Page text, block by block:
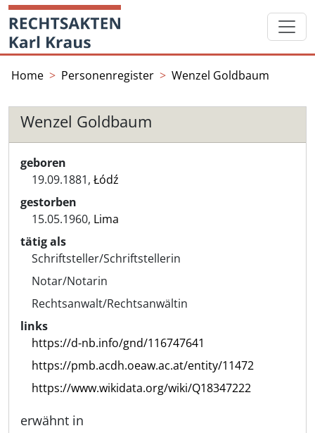
Skip
content
Startseite
Home Personenregister Wenzel Goldbaum
Wenzel Goldbaum
geboren
19.09.1881, Łódź
gestorben
15.05.1960, Lima
tätig als
Schriftsteller/Schriftstellerin
Notar/Notarin
Rechtsanwalt/Rechtsanwältin
links
https://d-nb.info/gnd/116747641
https://pmb.acdh.oeaw.ac.at/entity/11472
https://www.wikidata.org/wiki/Q18347222
erwähnt in